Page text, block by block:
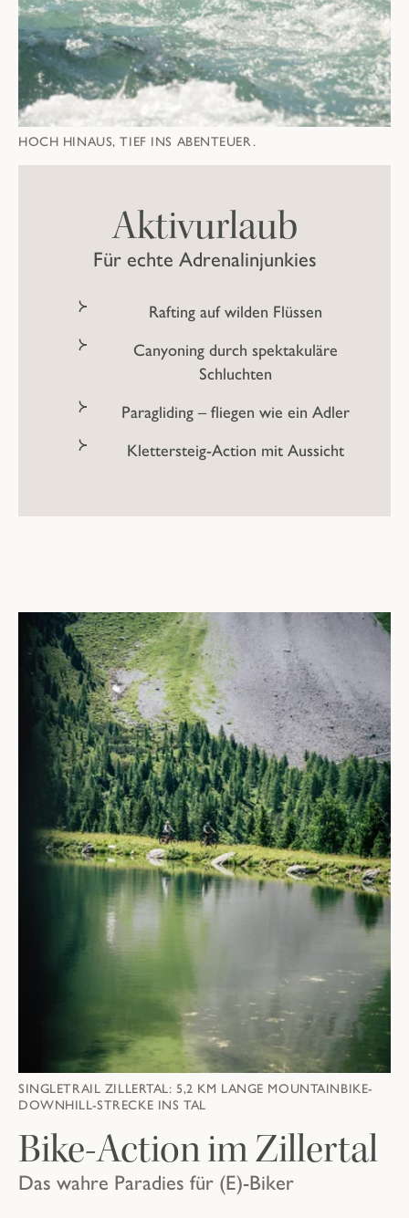
Für echte Adrenalinjunkies
Aktivurlaub
Rafting auf wilden Flüssen
Canyoning durch spektakuläre
Schluchten
Paragliding – fliegen wie ein Adler
Klettersteig-Action mit Aussicht
HOCH HINAUS, TIEF INS ABENTEUER.
Das wahre Paradies für (E)-Biker
Bike-Action im Zillertal
SINGLETRAIL ZILLERTAL: 5,2 KM LANGE MOUNTAINBIKE-
DOWNHILL-STRECKE INS TAL